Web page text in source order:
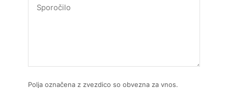
Polja označena z zvezdico so obvezna za vnos.